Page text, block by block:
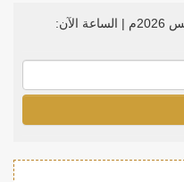
الساعة الآن: